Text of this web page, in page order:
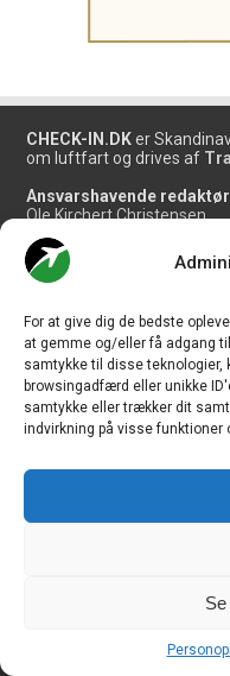
For at give dig de bedste
at gemme og/eller få adgang
samtykke til disse teknologier,
browsingadfærd eller unikke
samtykke eller trækker dit
indvirkning på visse funktioner
CHECK-IN.DK er
om luftfart og drives af
Ansvarshavende
Ole Kirchert Christensen
Redaktionen:
Christian Granhøj Skouboe
Mathias Majlund Laursen
Salg og jobannoncer:
Vi tager ansvar for
JHV